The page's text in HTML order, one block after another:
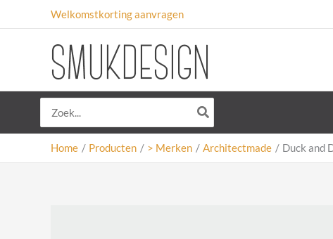
naar
Welkomstkorting aanvragen
naar:
Home Producten > Merken Architectmade Duck and